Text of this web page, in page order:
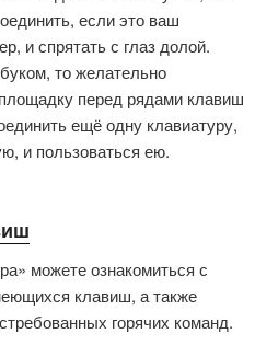
если это ваш
и спрятать с глаз долой.
то желательно
перед рядами клавиш
ещё одну клавиатуру,
и пользоваться ею.
можете ознакомиться с
клавиш, а также
горячих команд.